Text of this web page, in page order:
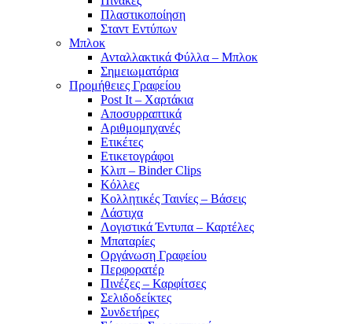
Πλαστικοποίηση
Σταντ Εντύπων
Μπλοκ
Ανταλλακτικά Φύλλα – Μπλοκ
Σημειωματάρια
Προμήθειες Γραφείου
Post It – Χαρτάκια
Αποσυρραπτικά
Αριθμομηχανές
Ετικέτες
Ετικετογράφοι
Κλιπ – Binder Clips
Κόλλες
Κολλητικές Ταινίες – Βάσεις
Λάστιχα
Λογιστικά Έντυπα – Καρτέλες
Μπαταρίες
Οργάνωση Γραφείου
Περφορατέρ
Πινέζες – Καρφίτσες
Σελιδοδείκτες
Συνδετήρες